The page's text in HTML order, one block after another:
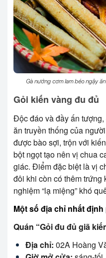
Gà nướng cơm lam béo ngậy
Gỏi kiến vàng đu đủ
Độc đáo và đầy ấn
ăn truyền thống của
được bào sợi, trộn với
bột ngọt tạo nên vị chua
giác. Điểm đặc biệt là vị
đôi khi còn có thêm trứng
nghiệm “lạ miệng” khó
Một số địa chỉ nhất
Quán “Gỏi đu đủ giã
Địa chỉ: 02A Hoàng